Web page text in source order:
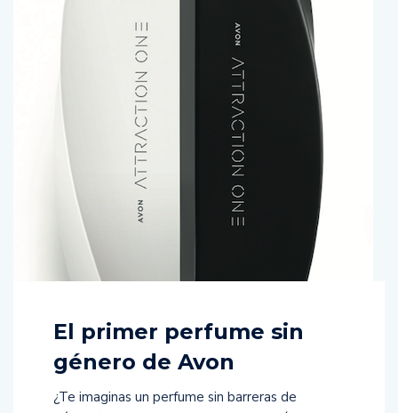
El primer perfume sin
género de Avon
¿Te imaginas un perfume sin barreras de